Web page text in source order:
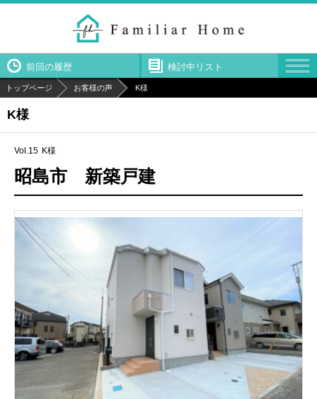
前回の履歴 検討中リスト
トップページ お客様の声 K様
K様
Vol.15 K様
昭島市 新築戸建